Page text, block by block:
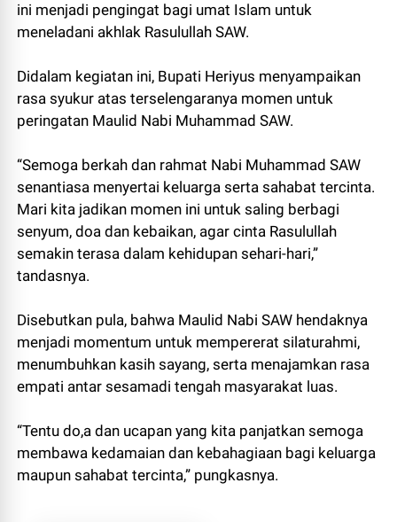
ini menjadi pengingat bagi umat Islam untuk
meneladani akhlak Rasulullah SAW.
Didalam kegiatan ini, Bupati Heriyus menyampaikan
rasa syukur atas terselengaranya momen untuk
peringatan Maulid Nabi Muhammad SAW.
“Semoga berkah dan rahmat Nabi Muhammad SAW
senantiasa menyertai keluarga serta sahabat tercinta.
Mari kita jadikan momen ini untuk saling berbagi
senyum, doa dan kebaikan, agar cinta Rasulullah
semakin terasa dalam kehidupan sehari-hari,”
tandasnya.
Disebutkan pula, bahwa Maulid Nabi SAW hendaknya
menjadi momentum untuk mempererat silaturahmi,
menumbuhkan kasih sayang, serta menajamkan rasa
empati antar sesamadi tengah masyarakat luas.
“Tentu do,a dan ucapan yang kita panjatkan semoga
membawa kedamaian dan kebahagiaan bagi keluarga
maupun sahabat tercinta,” pungkasnya.